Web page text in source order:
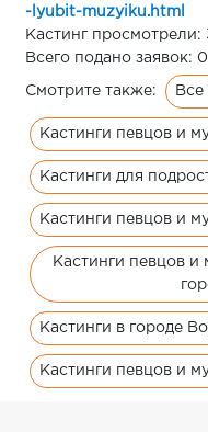
-lyubit-muzyiku.html
Кастинг просмотрели:
Всего подано заявок:
Смотрите также: Все
Кастинги певцов и
Кастинги для
Кастинги певцов и
Кастинги певцов и
Кастинги в городе
Кастинги певцов и